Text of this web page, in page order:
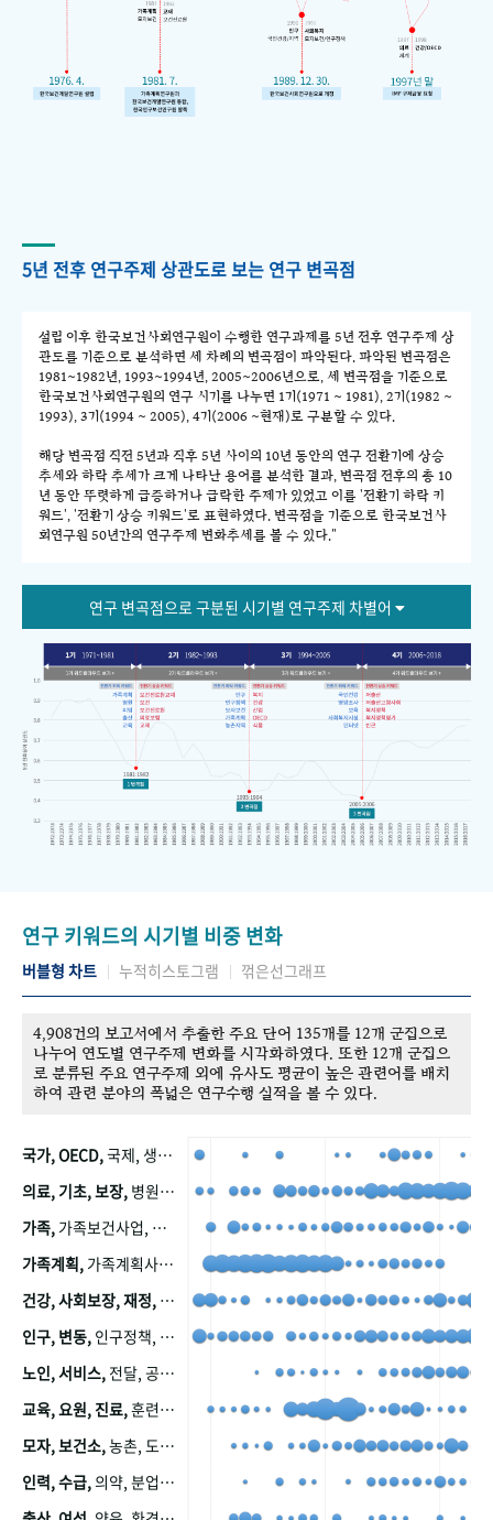
5년 전후 연구주제 상관도로 보는 연구 변곡점
설립 이후 한국보건사회연구원이 수행한 연구과제를 5년 전후 연구주제 상
관도를 기준으로 분석하면 세 차례의 변곡점이 파악된다. 파악된 변곡점은
1981~1982년, 1993~1994년, 2005~2006년으로, 세 변곡점을 기준으로
한국보건사회연구원의 연구 시기를 나누면 1기(1971 ~ 1981), 2기(1982 ~
1993), 3기(1994 ~ 2005), 4기(2006 ~현재)로 구분할 수 있다.
해당 변곡점 직전 5년과 직후 5년 사이의 10년 동안의 연구 전환기에 상승
추세와 하락 추세가 크게 나타난 용어를 분석한 결과, 변곡점 전후의 총 10
년 동안 뚜렷하게 급증하거나 급락한 주제가 있었고 이를 '전환기 하락 키
워드', '전환기 상승 키워드'로 표현하였다. 변곡점을 기준으로 한국보건사
회연구원 50년간의 연구주제 변화추세를 볼 수 있다."
연구 변곡점으로 구분된 시기별 연구주제 차별어
연구 키워드의 시기별 비중 변화
버블형 차트 누적히스토그램 꺾은선그래프
4,908건의 보고서에서 추출한 주요 단어 135개를 12개 군집으로
나누어 연도별 연구주제 변화를 시각화하였다. 또한 12개 군집으
로 분류된 주요 연구주제 외에 유사도 평균이 높은 관련어를 배치
하여 관련 분야의 폭넓은 연구수행 실적을 볼 수 있다.
국가, OECD,국제, 생산, 아시아, 태평양, 태평양지역, 참가
의료, 기초, 보장, 병원, 가정, 연금, 연계, 공적, 일본, 생활, 국민기초생활보장제도, 국민연금, 기금, 저소득층, 근로, 자활, 급여, 환자, 의료비, 모니터링, 한국복지패널, 소득, 지표, 빈곤, 노후, 장애인
가족, 가족보건사업, 산업, 친화, 전국, 출산력
가족계획, 가족계획사업, 가족계획사업평가, 한국가족계획사업, 피임, 보급, 부인, 자궁, 피임약
건강, 사회보장, 재정,
인구, 변동, 인구정책, 저출산, 고령사회, 고령화, 이동, 남북한, 지방자치단체, 컨설팅, 복지정책평가, 집, 사회개발
노인, 서비스, 전달, 공공, 보육, 수요, 공급, 사회서비스, 데이터, 보호, 요양, 아동, 예방, 청소년, 효율, 자원
교육, 요원, 진료,훈련, 보건요원, 마을, 마을건강사업, 보조원, 진료원, 보건진료원, 보건진료원교재
모자, 보건소,농촌, 도시, 금연, 농촌지역, 모자보건사업
인력, 수급,의약, 분업, 식품, 의약품, 의사, 안전